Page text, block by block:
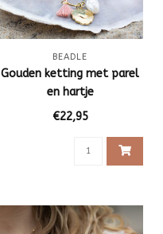
BEADLE
Gouden ketting met parel
en hartje
€22,95